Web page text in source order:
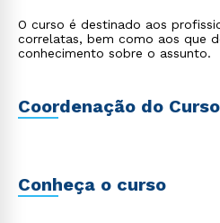
O curso é destinado aos
correlatas, bem como aos que
conhecimento sobre o assunto.
Coordenação do Curso
Conheça o curso